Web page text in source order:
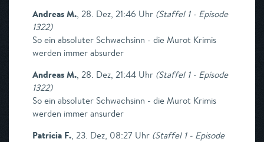
Andreas M., 28. Dez, 21:46 Uhr (Staffel 1 - Episode
1322)
So ein absoluter Schwachsinn - die Murot Krimis
werden immer absurder
Andreas M., 28. Dez, 21:44 Uhr (Staffel 1 - Episode
1322)
So ein absoluter Schwachsinn - die Murot Krimis
werden immer ansurder
Patricia F., 23. Dez, 08:27 Uhr (Staffel 1 - Episode